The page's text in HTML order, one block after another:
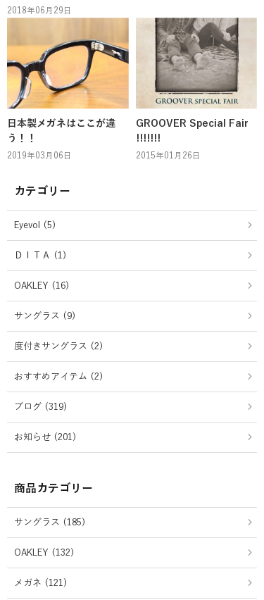
2018年06月29日
日本製メガネはここが違
う！！
2019年03月06日
GROOVER Special Fair
!!!!!!!
2015年01月26日
カテゴリー
Eyevol (5)
ＤＩＴＡ (1)
OAKLEY (16)
サングラス (9)
度付きサングラス (2)
おすすめアイテム (2)
ブログ (319)
お知らせ (201)
商品カテゴリー
サングラス (185)
OAKLEY (132)
メガネ (121)